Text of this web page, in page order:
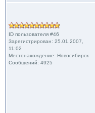
ID пользователя #46
Зарегистрирован: 25.01.2007,
11:02
Местонахождение: Новосибирск
Сообщений: 4925